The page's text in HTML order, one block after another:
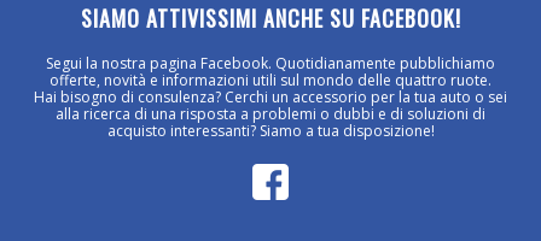
SIAMO ATTIVISSIMI ANCHE SU FACEBOOK!
Segui la nostra pagina Facebook. Quotidianamente pubblichiamo
offerte, novità e informazioni utili sul mondo delle quattro ruote.
Hai bisogno di consulenza? Cerchi un accessorio per la tua auto o sei
alla ricerca di una risposta a problemi o dubbi e di soluzioni di
acquisto interessanti? Siamo a tua disposizione!